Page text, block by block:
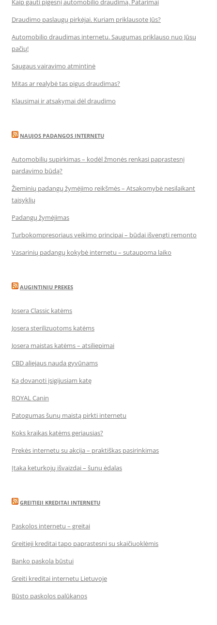
Kaip gauti pigesnį automobilio draudimą. Patarimai
Draudimo paslaugų pirkėjai. Kuriam priklausote Jūs?
Automobilio draudimas internetu. Saugumas priklauso nuo Jūsų
pačių!
Saugaus vairavimo atmintinė
Mitas ar realybė tas pigus draudimas?
Klausimai ir atsakymai dėl draudimo
NAUJOS PADANGOS INTERNETU
Automobilių supirkimas – kodėl žmonės renkasi paprastesnį
pardavimo būdą?
Žieminių padangų žymėjimo reikšmės – Atsakomybė nesilaikant
taisyklių
Padangų žymėjimas
Turbokompresoriaus veikimo principai – būdai išvengti remonto
Vasarinių padangų kokybė internetu – sutaupoma laiko
AUGINTINIU PREKES
Josera Classic katėms
Josera sterilizuotoms katėms
Josera maistas katėms – atsiliepimai
CBD aliejaus nauda gyvūnams
Ką dovanoti įsigijusiam katę
ROYAL Canin
Patogumas šunų maistą pirkti internetu
Koks kraikas katėms geriausias?
Prekės internetu su akcija – praktiškas pasirinkimas
Įtaka keturkojų išvaizdai – šunų ėdalas
GREITIEJI KREDITAI INTERNETU
Paskolos internetu – greitai
Greitieji kreditai tapo paprastesni su skaičiuoklėmis
Banko paskola būstui
Greiti kreditai internetu Lietuvoje
Būsto paskolos palūkanos